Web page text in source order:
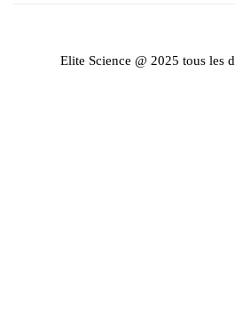
Elite Science @ 2025 tous les